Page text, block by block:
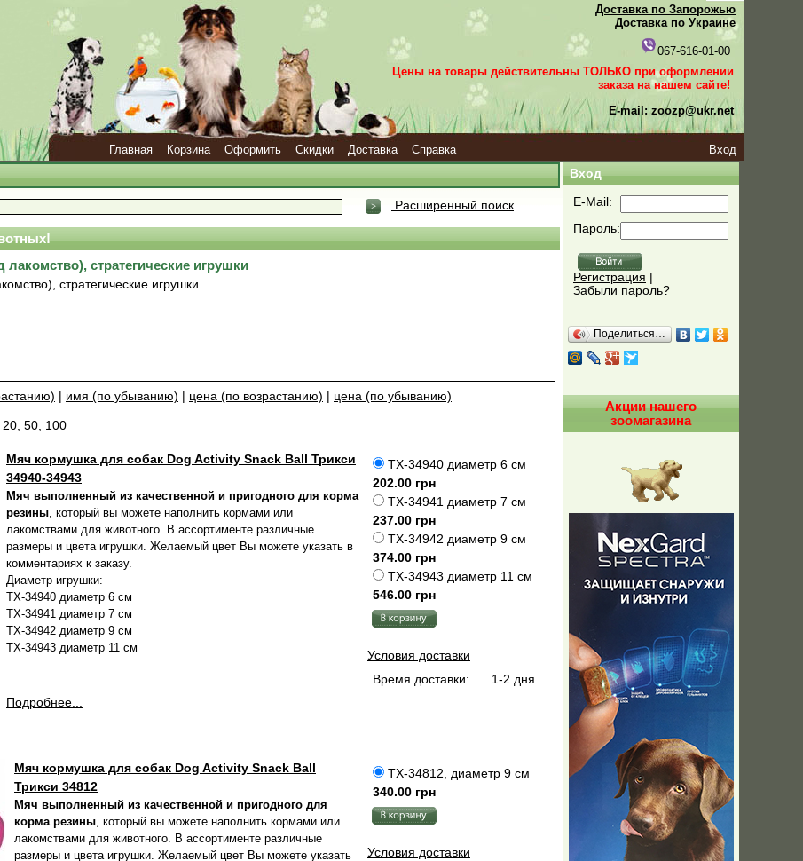
Доставка по Запорожью
Доставка по Украине
067-616-01-00
Цены на товары действительны ТОЛЬКО при оформлении
заказа на нашем сайте!
E-mail: zoozp@ukr.net
Главная Корзина Оформить Скидки Доставка Справка
Вход
Расширенный поиск
стратегические игрушки
стратегические игрушки
| имя (по убыванию) | цена (по возрастанию) | цена (по убыванию)
20 50 100
Мяч кормушка для собак Dog Activity Snack Ball Трикси
34940-34943
Мяч выполненный из качественной и пригодного для корма
резины, который вы можете наполнить кормами или
лакомствами для животного. В ассортименте различные
размеры и цвета игрушки. Желаемый цвет Вы можете указать в
комментариях к заказу.
Диаметр игрушки:
TX-34940 диаметр 6 см
TX-34941 диаметр 7 см
TX-34942 диаметр 9 см
TX-34943 диаметр 11 см
Подробнее...
TX-34940 диаметр 6 см
202.00 грн
TX-34941 диаметр 7 см
237.00 грн
TX-34942 диаметр 9 см
374.00 грн
TX-34943 диаметр 11 см
546.00 грн
Условия доставки
Время доставки:
1-2 дня
Мяч кормушка для собак Dog Activity Snack Ball
Трикси 34812
Мяч выполненный из качественной и пригодного для
корма резины, который вы можете наполнить кормами или
лакомствами для животного. В ассортименте различные
размеры и цвета игрушки. Желаемый цвет Вы можете указать
TX-34812, диаметр 9 см
340.00 грн
Условия доставки
Вход
E-Mail:
Пароль:
Регистрация
Забыли пароль?
Поделиться…
Акции нашего
зоомагазина